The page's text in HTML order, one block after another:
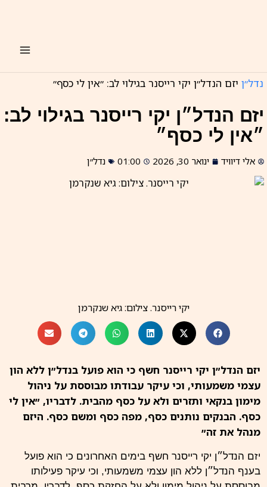
נדל״ן יזם הנדל״ן יקי רייסנר בגילוי לב: ״אין לי כסף״
יזם הנדל״ן יקי רייסנר בגילוי לב:
״אין לי כסף״
אלי דיוויד ינואר 30, 2026 01:00 נדל״ן
יקי רייסנר. צילום: גיא שנקרמן
יזם הנדל״ן יקי רייסנר חשף כי הוא פועל בנדל״ן ללא הון
עצמי משמעותי, וכי עיקר עבודתו מבוססת על ניהול
מימון בנקאי ותזרים ולא על כסף מהבית. לדבריו, ״אין לי
כסף. הבנקים נותנים כסף, מפה כסף ומשם כסף. היזם
מנהל את זה״
יזם הנדל״ן יקי רייסנר חשף בימים האחרונים כי הוא פועל
בענף הנדל״ן ללא הון עצמי משמעותי, וכי עיקר פעילותו